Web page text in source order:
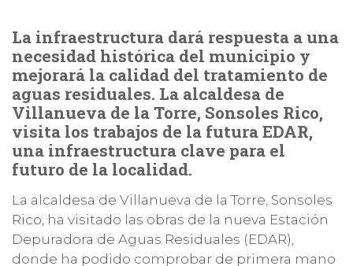
La infraestructura dará respuesta a una
necesidad histórica del municipio y
mejorará la calidad del tratamiento de
aguas residuales. La alcaldesa de
Villanueva de la Torre, Sonsoles Rico,
visita los trabajos de la futura EDAR,
una infraestructura clave para el
futuro de la localidad.
La alcaldesa de Villanueva de la Torre, Sonsoles
Rico, ha visitado las obras de la nueva Estación
Depuradora de Aguas Residuales (EDAR),
donde ha podido comprobar de primera mano